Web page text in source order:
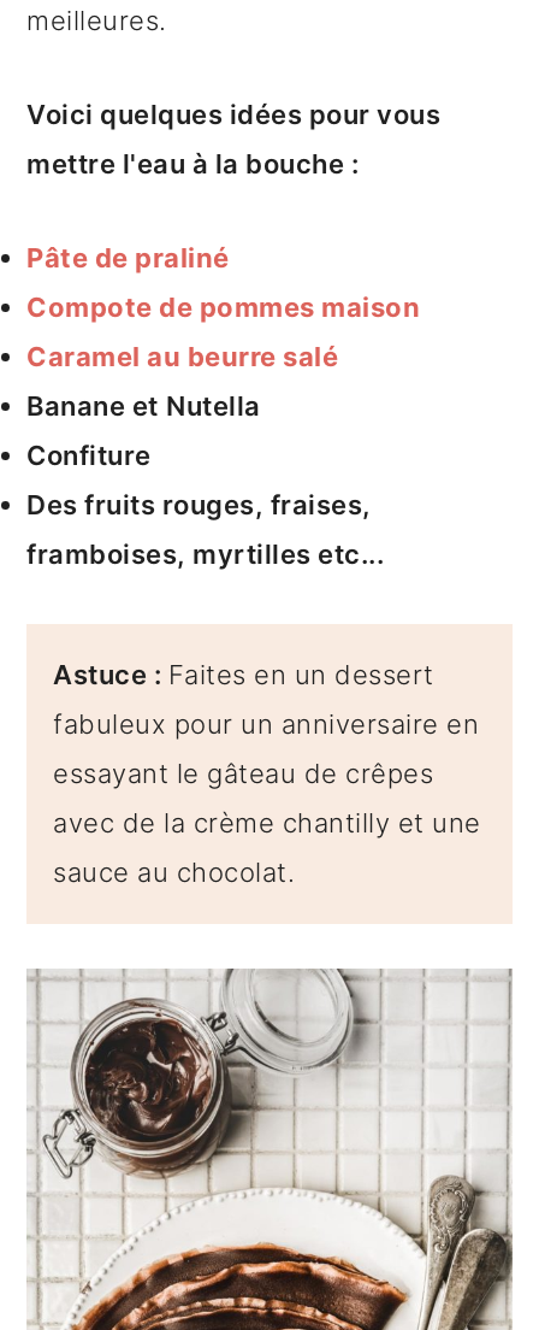
meilleures.
Voici quelques idées pour vous
mettre l'eau à la bouche :
Pâte de praliné
Compote de pommes maison
Caramel au beurre salé
Banane et Nutella
Confiture
Des fruits rouges, fraises,
framboises, myrtilles etc...
Astuce : Faites en un dessert
fabuleux pour un anniversaire en
essayant le gâteau de crêpes
avec de la crème chantilly et une
sauce au chocolat.